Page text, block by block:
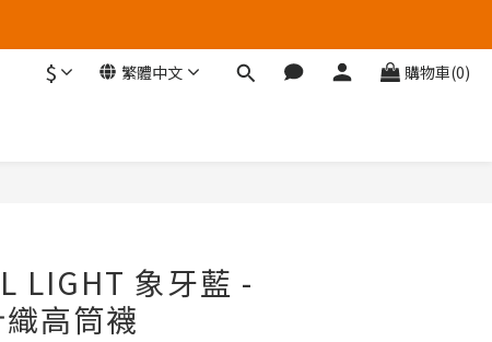
$ 繁體中文 購物車(0)
LIGHT 象牙藍 -
高筒襪